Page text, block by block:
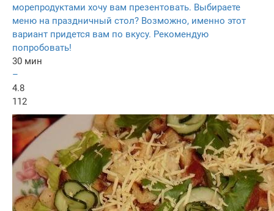
морепродуктами хочу вам презентовать. Выбираете
меню на праздничный стол? Возможно, именно этот
вариант придется вам по вкусу. Рекомендую
попробовать!
30 мин
–
4.8
112